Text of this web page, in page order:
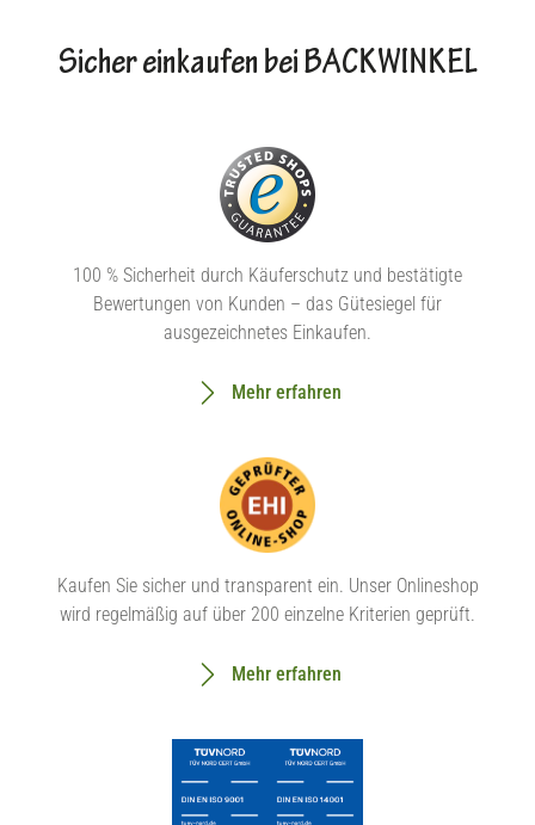
Sicher einkaufen bei BACKWINKEL
100 % Sicherheit durch Käuferschutz und bestätigte
Bewertungen von Kunden – das Gütesiegel für
ausgezeichnetes Einkaufen.
Mehr erfahren
Kaufen Sie sicher und transparent ein. Unser Onlineshop
wird regelmäßig auf über 200 einzelne Kriterien geprüft.
Mehr erfahren